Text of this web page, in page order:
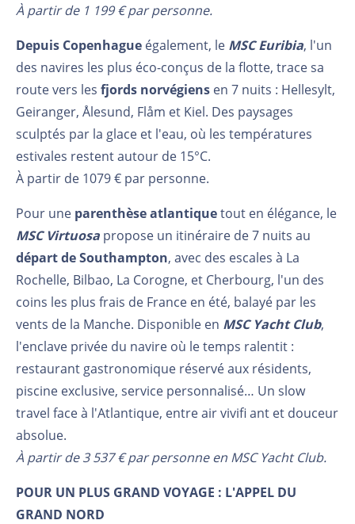
À partir de 1 199 € par personne.
Depuis Copenhague également, le MSC Euribia, l'un
des navires les plus éco-conçus de la flotte, trace sa
route vers les fjords norvégiens en 7 nuits : Hellesylt,
Geiranger, Ålesund, Flåm et Kiel. Des paysages
sculptés par la glace et l'eau, où les températures
estivales restent autour de 15°C.
À partir de 1079 € par personne.
Pour une parenthèse atlantiquetout en élégance, le
MSC Virtuosa propose un itinéraire de 7 nuits au
départ de Southampton, avec des escales à La
Rochelle, Bilbao, La Corogne, et Cherbourg, l'un des
coins les plus frais de France en été, balayé par les
vents de la Manche. Disponible en MSC Yacht Club,
l'enclave privée du navire où le temps ralentit :
restaurant gastronomique réservé aux résidents,
piscine exclusive, service personnalisé… Un slow
travel face à l'Atlantique, entre air vivifi ant et douceur
absolue.
À partir de 3 537 € par personne en MSC Yacht Club.
POUR UN PLUS GRAND VOYAGE : L'APPEL DU
GRAND NORD